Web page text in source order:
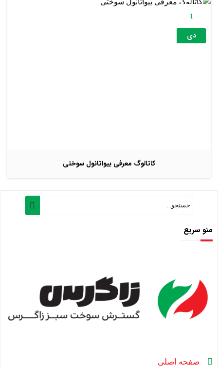
کاتالوگ معرفی بیواتانول سوختی
1
دی
منو سریع
صفحه اصلی